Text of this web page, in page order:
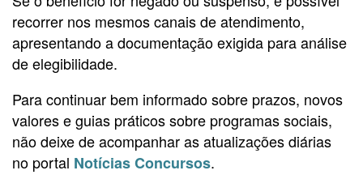
recorrer nos mesmos canais de atendimento,
apresentando a documentação exigida para análise
de elegibilidade.
Para continuar bem informado sobre prazos, novos
valores e guias práticos sobre programas sociais,
não deixe de acompanhar as atualizações diárias
no portal Notícias Concursos.